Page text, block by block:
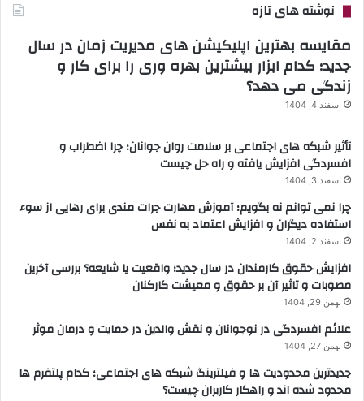
نوشته های تازه
مقایسه بهترین اپلیکیشن های مدیریت زمان در سال
جدید؛ کدام ابزار بیشترین بهره وری را برای کار و
زندگی می دهد؟
اسفند 4, 1404
تأثیر شبکه های اجتماعی بر سلامت روان جوانان؛ چرا اضطراب و
افسردگی افزایش یافته و راه حل چیست
اسفند 3, 1404
چرا نمی توانم نه بگویم؛ آموزش مهارت جرات مندی برای رهایی از سوء
استفاده دیگران و افزایش اعتماد به نفس
اسفند 2, 1404
افزایش حقوق کارمندان در سال جدید؛ واقعیت یا شایعه؟ بررسی آخرین
مصوبات و تاثیر آن بر حقوق و معیشت کارکنان
بهمن 29, 1404
علائم افسردگی در نوجوانان و نقش والدین در حمایت و درمان موثر
بهمن 27, 1404
جدیدترین محدودیت ها و فیلترینگ شبکه های اجتماعی؛ کدام پلتفرم ها
محدود شده اند و راهکار کاربران چیست؟